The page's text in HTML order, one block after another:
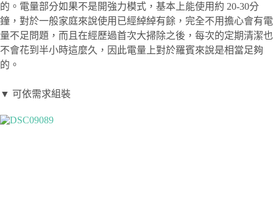
的。電量部分如果不是開強力模式，基本上能使用約 20-30分
鐘，對於一般家庭來說使用已經綽綽有餘，完全不用擔心會有電
量不足問題，而且在經歷過首次大掃除之後，每次的定期清潔也
不會花到半小時這麼久，因此電量上對於羅賓來說是相當足夠
的。
▼ 可依需求組裝